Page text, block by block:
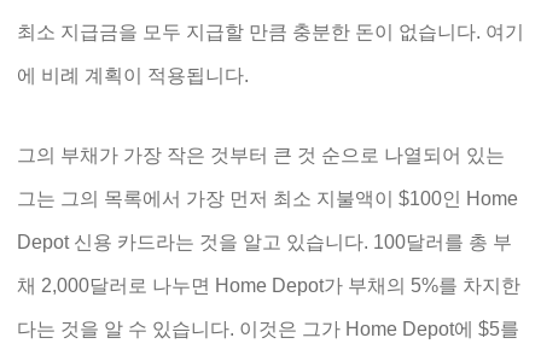
최소 지급금을 모두 지급할 만큼 충분한 돈이 없습니다. 여기
에 비례 계획이 적용됩니다.
그의 부채가 가장 작은 것부터 큰 것 순으로 나열되어 있는
그는 그의 목록에서 가장 먼저 최소 지불액이 $100인 Home
Depot 신용 카드라는 것을 알고 있습니다. 100달러를 총 부
채 2,000달러로 나누면 Home Depot가 부채의 5%를 차지한
다는 것을 알 수 있습니다. 이것은 그가 Home Depot에 $5를